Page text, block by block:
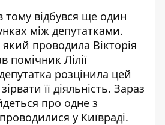
тому відбувся ще один
між депутатками.
проводила Вікторія
помічник Лілії
розцінила цей
її діяльність. Зараз
про одне з
у Київраді.